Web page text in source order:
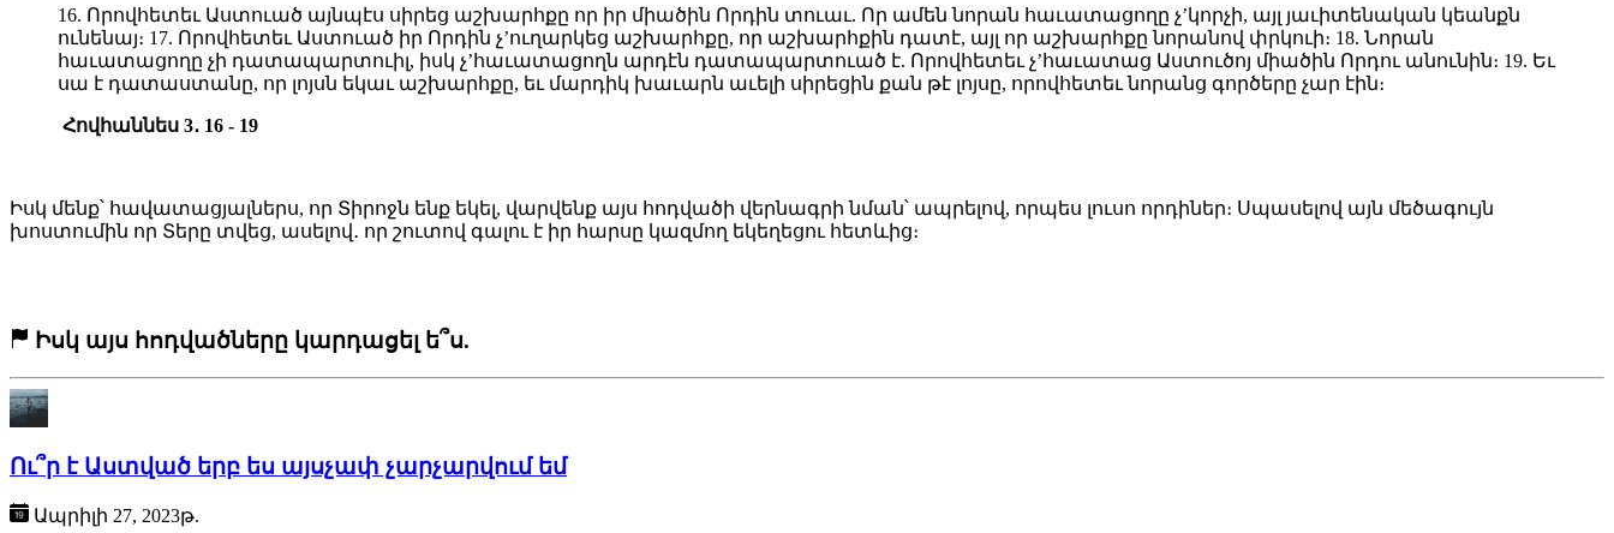
16. Որովհետեւ Աստուած այնպէս սիրեց աշխարհքը որ իր միածին Որդին տուաւ. Որ ամեն նորան հաւատացողը չ’կորչի, այլ յաւիտենական կեանքն
ունենայ։ 17. Որովհետեւ Աստուած իր Որդին չ’ուղարկեց աշխարհքը, որ աշխարհքին դատէ, այլ որ աշխարհքը նորանով փրկուի։ 18. Նորան
հաւատացողը չի դատապարտուիլ, իսկ չ’հաւատացողն արդէն դատապարտուած է. Որովհետեւ չ’հաւատաց Աստուծոյ միածին Որդու անունին։ 19. Եւ
սա է դատաստանը, որ լոյսն եկաւ աշխարհքը, եւ մարդիկ խաւարն աւելի սիրեցին քան թէ լոյսը, որովհետեւ նորանց գործերը չար էին։
Հովհաննես 3․ 16 - 19
Իսկ մենք՝ հավատացյալներս, որ Տիրոջն ենք եկել, վարվենք այս հոդվածի վերնագրի նման՝ ապրելով, որպես լուսո որդիներ։ Սպասելով այն մեծագույն
խոստումին որ Տերը տվեց, ասելով․ որ շուտով գալու է իր հարսը կազմող եկեղեցու հետևից։
Իսկ այս հոդվածները կարդացել ե՞ս.
Ու՞ր է Աստված երբ ես այսչափ չարչարվում եմ
Ապրիլի 27, 2023թ.